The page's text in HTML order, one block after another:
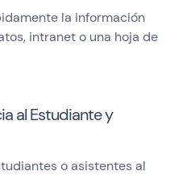
la información
intranet o una hoja de
al Estudiante y
o asistentes al